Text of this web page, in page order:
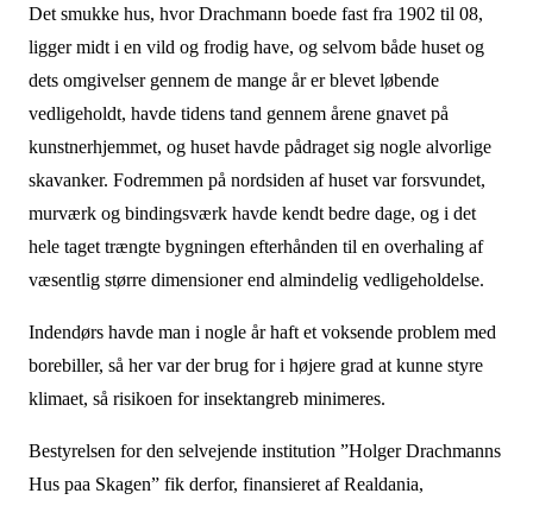
Det smukke hus, hvor Drachmann boede fast fra 1902 til 08,
ligger midt i en vild og frodig have, og selvom både huset og
dets omgivelser gennem de mange år er blevet løbende
vedligeholdt, havde tidens tand gennem årene gnavet på
kunstnerhjemmet, og huset havde pådraget sig nogle alvorlige
skavanker. Fodremmen på nordsiden af huset var forsvundet,
murværk og bindingsværk havde kendt bedre dage, og i det
hele taget trængte bygningen efterhånden til en overhaling af
væsentlig større dimensioner end almindelig vedligeholdelse.
Indendørs havde man i nogle år haft et voksende problem med
borebiller, så her var der brug for i højere grad at kunne styre
klimaet, så risikoen for insektangreb minimeres.
Bestyrelsen for den selvejende institution ”Holger Drachmanns
Hus paa Skagen” fik derfor, finansieret af Realdania,